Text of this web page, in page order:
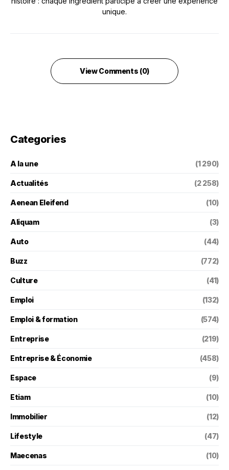
unique.
View Comments (0)
Categories
A la une (1 290)
Actualités (2 258)
Aenean Eleifend (10)
Aliquam (3)
Auto (44)
Buzz (772)
Culture (41)
Emploi (132)
Emploi & formation (574)
Entreprise (219)
Entreprise & Économie (458)
Espace (9)
Etiam (10)
Immobilier (12)
Lifestyle (47)
Maecenas (10)